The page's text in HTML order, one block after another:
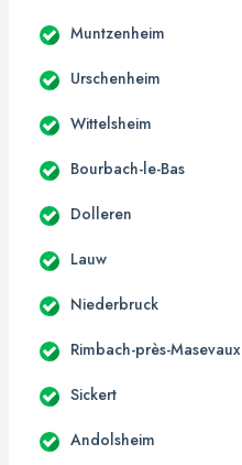
Muntzenheim
Urschenheim
Wittelsheim
Bourbach-le-Bas
Dolleren
Lauw
Niederbruck
Rimbach-près-Masevaux
Sickert
Andolsheim